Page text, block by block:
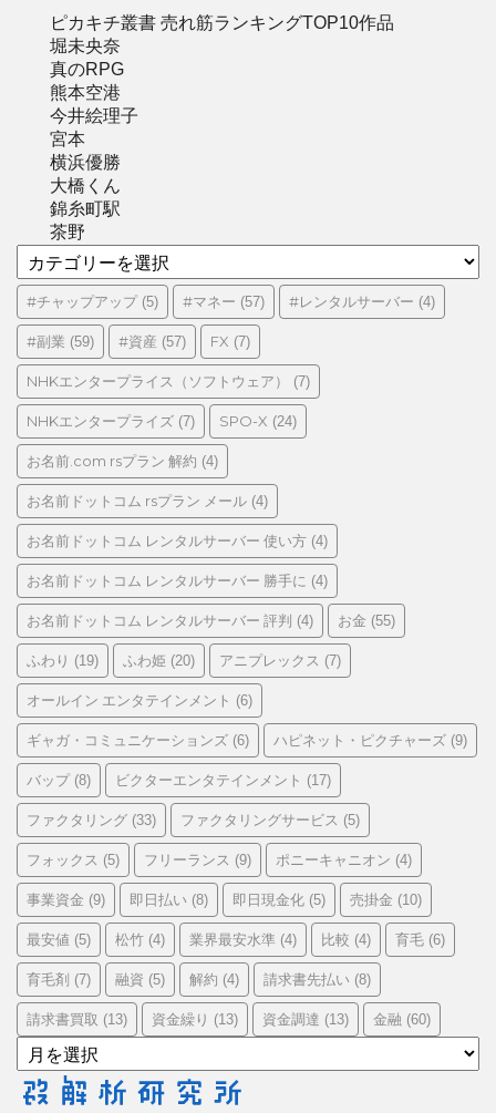
ピカキチ叢書 売れ筋ランキングTOP10作品
堀未央奈
真のRPG
熊本空港
今井絵理子
宮本
横浜優勝
大橋くん
錦糸町駅
茶野
テ
ゴ
リ
ー
#チャップアップ(5) #マネー (57) #レンタルサーバー (4)
#副業 (59) #資産 (57) FX (7)
NHKエンタープライス（ソフトウェア） (7)
NHKエンタープライズ (7) SPO-X (24)
お名前.com rsプラン 解約 (4)
お名前ドットコム rsプラン メール (4)
お名前ドットコム レンタルサーバー 使い方 (4)
お名前ドットコム レンタルサーバー 勝手に (4)
お名前ドットコム レンタルサーバー 評判 (4) お金 (55)
ふわり (19) ふわ姫 (20) アニプレックス (7)
オールイン エンタテインメント (6)
ギャガ・コミュニケーションズ (6) ハピネット・ピクチャーズ (9)
バップ(8) ビクターエンタテインメント (17)
ファクタリング (33) ファクタリングサービス (5)
フォックス (5) フリーランス (9) ポニーキャニオン (4)
事業資金 (9) 即日払い (8) 即日現金化 (5) 売掛金 (10)
最安値 (5) 松竹 (4) 業界最安水準 (4) 比較 (4) 育毛 (6)
育毛剤 (7) 融資 (5) 解約 (4) 請求書先払い (8)
請求書買取 (13) 資金繰り (13) 資金調達 (13) 金融 (60)
ア
ー
カ